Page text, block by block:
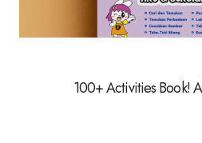
100+ Activities Book!